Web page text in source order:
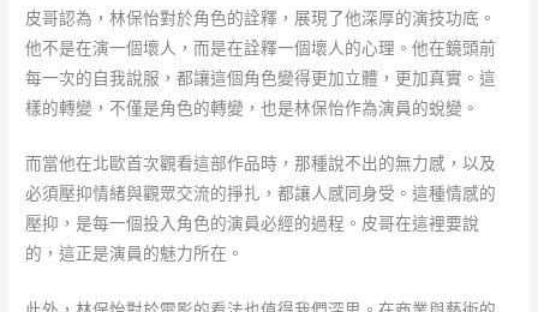
皮哥認為，林保怡對於角色的詮釋，展現了他深厚的演技功底。
他不是在演一個壞人，而是在詮釋一個壞人的心理。他在鏡頭前
每一次的自我說服，都讓這個角色變得更加立體，更加真實。這
樣的轉變，不僅是角色的轉變，也是林保怡作為演員的蛻變。
而當他在北歐首次觀看這部作品時，那種說不出的無力感，以及
必須壓抑情緒與觀眾交流的掙扎，都讓人感同身受。這種情感的
壓抑，是每一個投入角色的演員必經的過程。皮哥在這裡要說
的，這正是演員的魅力所在。